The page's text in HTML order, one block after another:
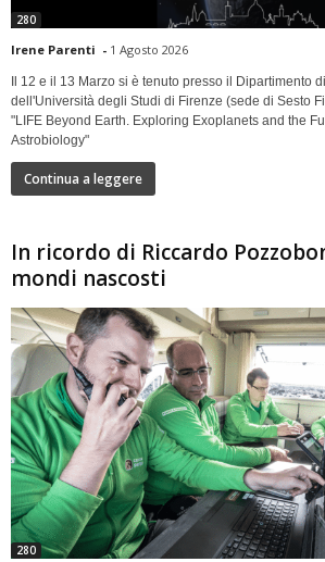
280
Irene Parenti - 1 Agosto 2026
Il 12 e il 13 Marzo si è tenuto presso il Dipartimento
dell'Università degli Studi di Firenze (sede di Sesto
"LIFE Beyond Earth. Exploring Exoplanets and the
Astrobiology"
Continua a leggere
In ricordo di Riccardo
mondi nascosti
280